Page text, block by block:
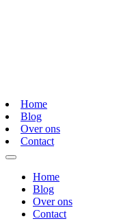
Home
Blog
Over ons
Contact
Home
Blog
Over ons
Contact